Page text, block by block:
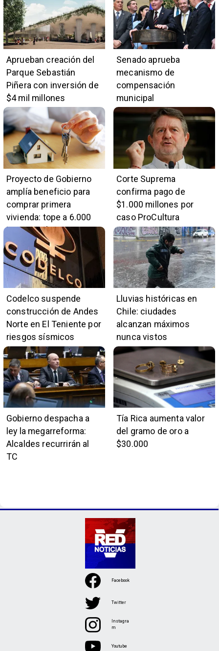
Aprueban creación del
Parque Sebastián
Piñera con inversión de
$4 mil millones
Senado aprueba
mecanismo de
compensación
municipal
Proyecto de Gobierno
amplía beneficio para
comprar primera
vivienda: tope a 6.000
UF y 30 mil cupos
Corte Suprema
confirma pago de
$1.000 millones por
caso ProCultura
Codelco suspende
construcción de Andes
Norte en El Teniente por
riesgos sísmicos
Lluvias históricas en
Chile: ciudades
alcanzan máximos
nunca vistos
Gobierno despacha a
ley la megarreforma:
Alcaldes recurrirán al
TC
Tía Rica aumenta valor
del gramo de oro a
$30.000
Facebook
Twitter
Instagra
m
Youtube